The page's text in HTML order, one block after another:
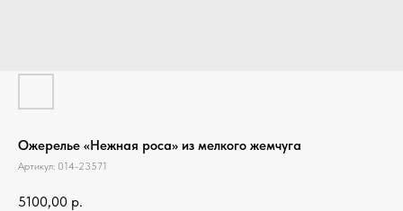
Ожерелье «Нежная роса» из мелкого жемчуга
Артикул: 014-23571
5100,00 р.